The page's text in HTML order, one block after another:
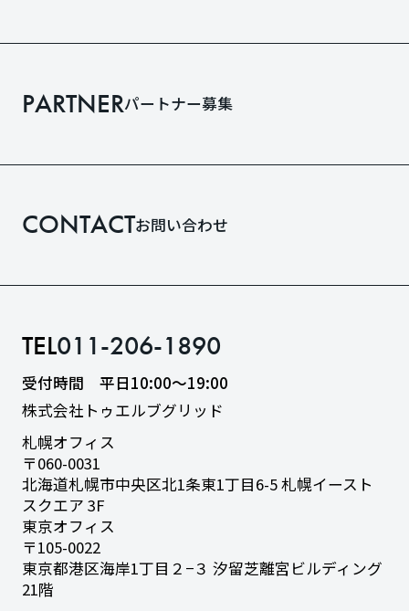
PARTNERパートナー募集
CONTACTお問い合わせ
TEL011-206-1890
受付時間 平日10:00〜19:00
株式会社トゥエルブグリッド
札幌オフィス
〒060-0031
北海道札幌市中央区北1条東1丁目6-5札幌イースト
スクエア 3F
東京オフィス
〒105-0022
東京都港区海岸1丁目２−３ 汐留芝離宮ビルディング
21階